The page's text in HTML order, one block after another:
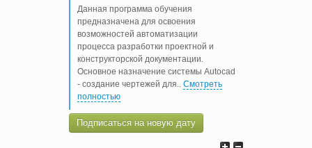
Данная программа обучения
предназначена для освоения
возможностей автоматизации
процесса разработки проектной и
конструкторской документации.
Основное назначение системы Autocad
- создание чертежей для.. Смотреть
полностью
Подписаться на новую дату